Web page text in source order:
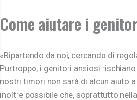
Come aiutare i
«Ripartendo da noi, cercando di
Purtroppo, i genitori ansiosi
nostri timori non sarà di alcun aiuto
inoltre possibile che, soprattutto